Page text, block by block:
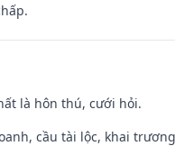
là hôn thú, cưới hỏi.
cầu tài lộc, khai